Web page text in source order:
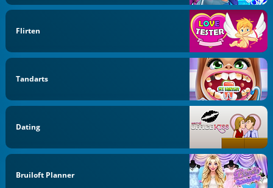
Flirten
Tandarts
Dating
Bruiloft Planner